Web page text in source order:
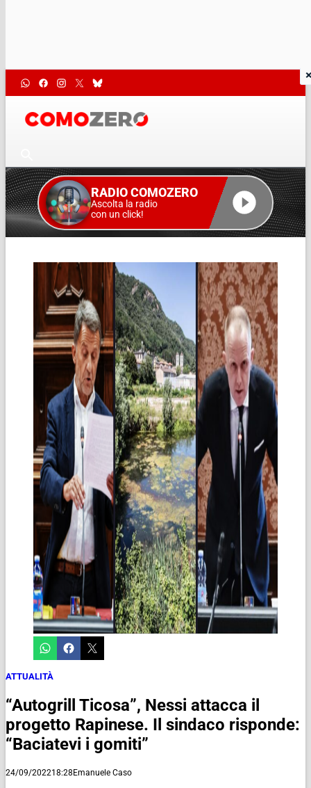
RADIO COMOZERO
Ascolta la radio
con un click!
ATTUALITÀ
“Autogrill Ticosa”, Nessi attacca il
progetto Rapinese. Il sindaco risponde:
“Baciatevi i gomiti”
24/09/202218:28Emanuele Caso